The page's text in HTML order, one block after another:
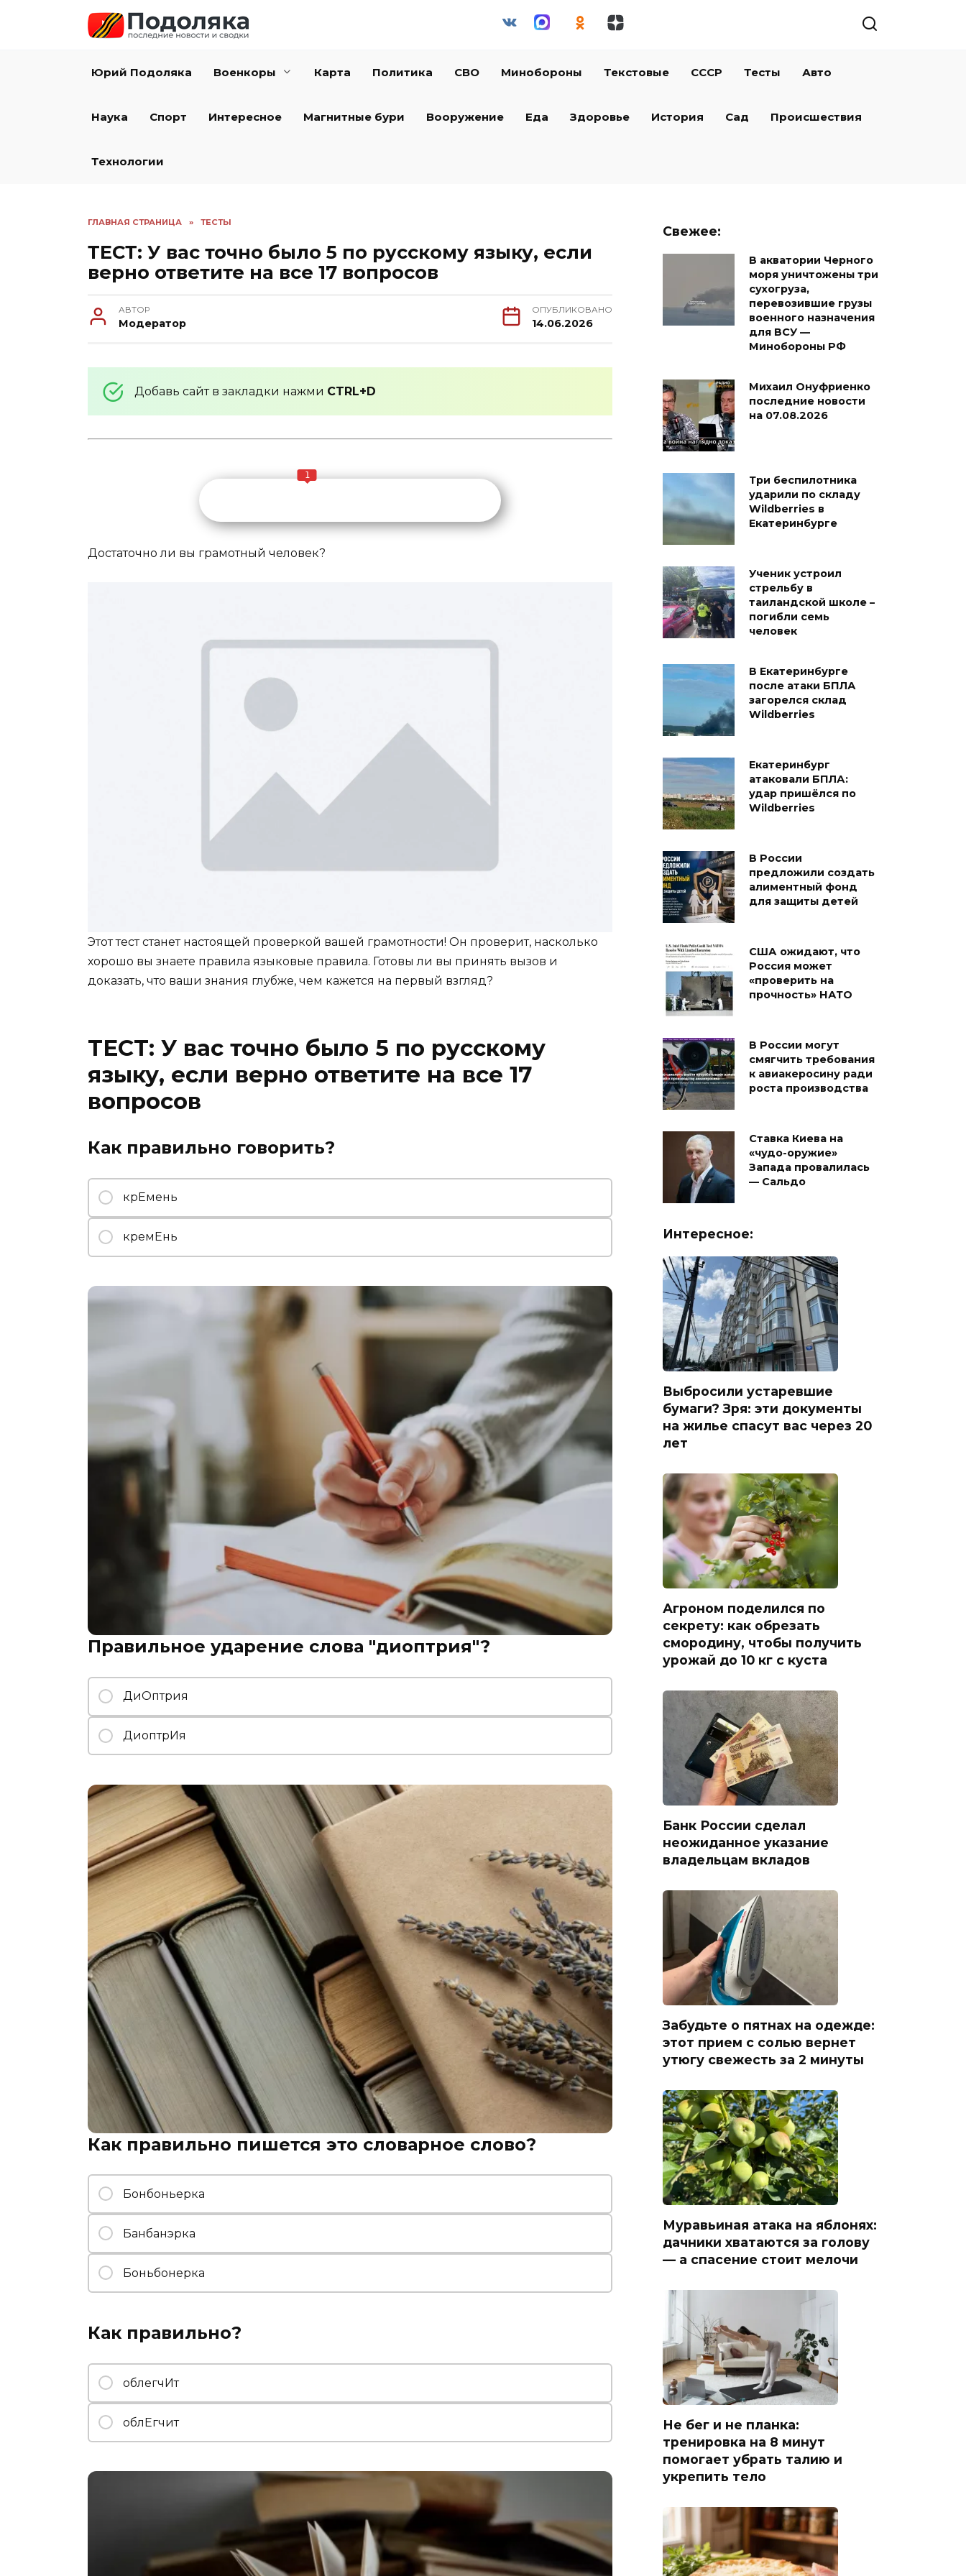
Юрий Подоляка Военкоры Карта Политика СВО Минобороны Текстовые СССР Тесты Авто
Наука Спорт Интересное Магнитные бури Вооружение Еда Здоровье История Сад Происшествия
Технологии
ГЛАВНАЯ СТРАНИЦА » ТЕСТЫ
ТЕСТ: У вас точно было 5 по русскому языку, если
верно ответите на все 17 вопросов
АВТОР
Модератор
ОПУБЛИКОВАНО
14.06.2026
Добавь сайт в закладки нажми CTRL+D
1
Достаточно ли вы грамотный человек?
Этот тест станет настоящей проверкой вашей грамотности! Он проверит, насколько
хорошо вы знаете правила языковые правила. Готовы ли вы принять вызов и
доказать, что ваши знания глубже, чем кажется на первый взгляд?
ТЕСТ: У вас точно было 5 по русскому
языку, если верно ответите на все 17
вопросов
Как правильно говорить?
крЕмень
кремЕнь
Правильное ударение слова "диоптрия"?
ДиОптрия
ДиоптрИя
Как правильно пишется это словарное слово?
Бонбоньерка
Банбанэрка
Боньбонерка
Как правильно?
облегчИт
облЕгчит
Свежее:
В акватории Черного
моря уничтожены три
сухогруза,
перевозившие грузы
военного назначения
для ВСУ —
Минобороны РФ
Михаил Онуфриенко
последние новости
на 07.08.2026
Три беспилотника
ударили по складу
Wildberries в
Екатеринбурге
Ученик устроил
стрельбу в
таиландской школе –
погибли семь
человек
В Екатеринбурге
после атаки БПЛА
загорелся склад
Wildberries
Екатеринбург
атаковали БПЛА:
удар пришёлся по
Wildberries
В России
предложили создать
алиментный фонд
для защиты детей
США ожидают, что
Россия может
«проверить на
прочность» НАТО
В России могут
смягчить требования
к авиакеросину ради
роста производства
Ставка Киева на
«чудо-оружие»
Запада провалилась
— Сальдо
Интересное:
Выбросили устаревшие
бумаги? Зря: эти документы
на жилье спасут вас через 20
лет
Агроном поделился по
секрету: как обрезать
смородину, чтобы получить
урожай до 10 кг с куста
Банк России сделал
неожиданное указание
владельцам вкладов
Забудьте о пятнах на одежде:
этот прием с солью вернет
утюгу свежесть за 2 минуты
Муравьиная атака на яблонях:
дачники хватаются за голову
— а спасение стоит мелочи
Не бег и не планка:
тренировка на 8 минут
помогает убрать талию и
укрепить тело